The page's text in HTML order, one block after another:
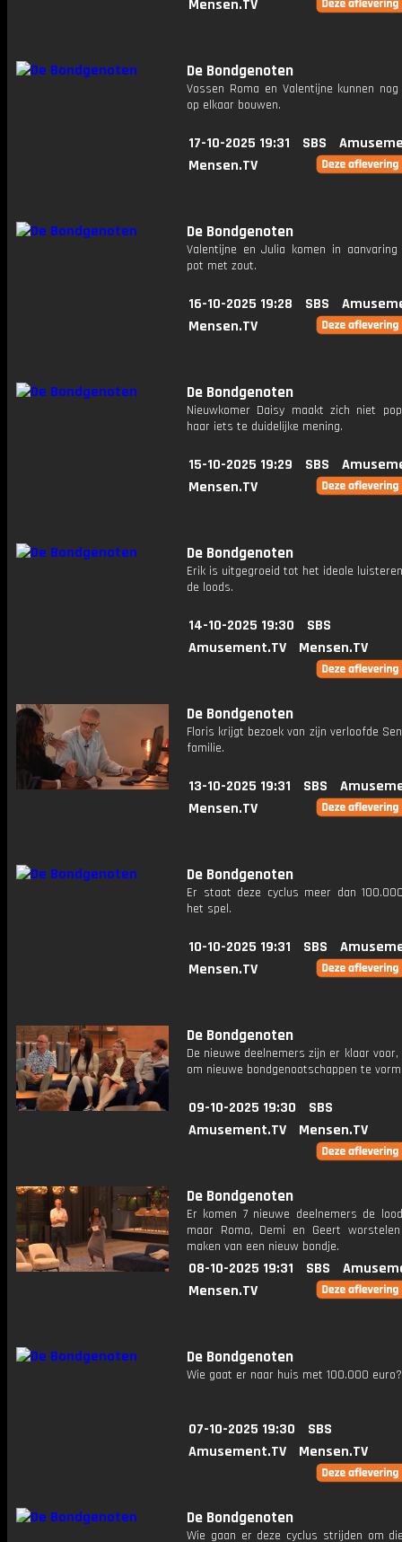
Mensen.TV
De Bondgenoten
Vossen Roma en Valentijne kunnen
op elkaar bouwen.
17-10-2025 19:31 SBS
Mensen.TV
De Bondgenoten
Valentijne en Julia komen in
pot met zout.
16-10-2025 19:28 SBS
Mensen.TV
De Bondgenoten
Nieuwkomer Daisy maakt zich niet
haar iets te duidelijke mening.
15-10-2025 19:29 SBS
Mensen.TV
De Bondgenoten
Erik is uitgegroeid tot het ideale
de loods.
14-10-2025 19:30
SBS
Amusement.TV
Mensen.TV
De Bondgenoten
Floris krijgt bezoek van zijn verloofde
familie.
13-10-2025 19:31 SBS
Mensen.TV
De Bondgenoten
Er staat deze cyclus meer dan
het spel.
10-10-2025 19:31 SBS
Mensen.TV
De Bondgenoten
De nieuwe deelnemers zijn er klaar
om nieuwe bondgenootschappen te
09-10-2025 19:30
SBS
Amusement.TV
Mensen.TV
De Bondgenoten
Er komen 7 nieuwe deelnemers de
maar Roma, Demi en Geert
maken van een nieuw bondje.
08-10-2025 19:31 SBS
Mensen.TV
De Bondgenoten
Wie gaat er naar huis met 100.000 euro?
07-10-2025 19:30
SBS
Amusement.TV
Mensen.TV
De Bondgenoten
Wie gaan er deze cyclus strijden om